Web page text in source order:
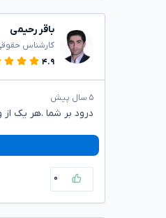
باقر رحیمی
کارشناس
۴.۹
۵ سال پیش
درود بر شما .هر یک
۰